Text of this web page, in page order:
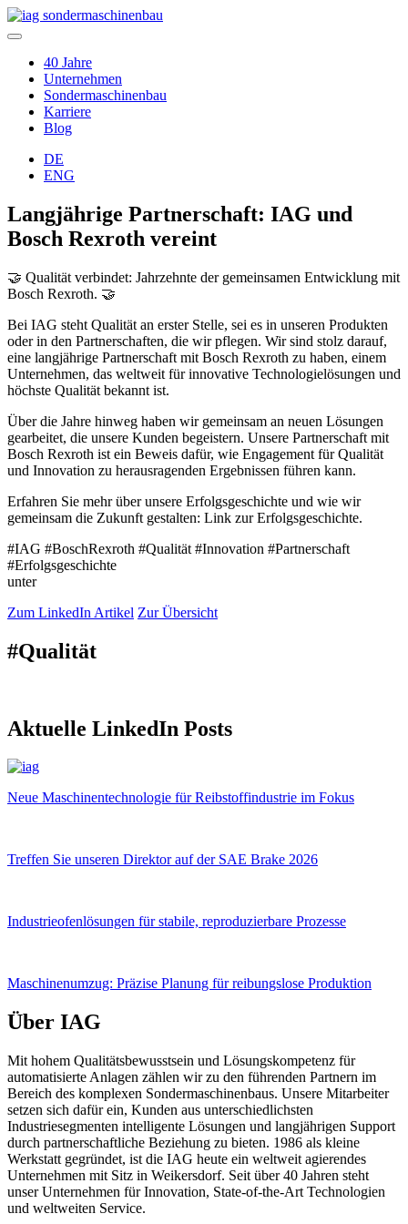
40 Jahre
Unternehmen
Sondermaschinenbau
Karriere
Blog
DE
ENG
Langjährige Partnerschaft: IAG und
Bosch Rexroth vereint
🤝 Qualität verbindet: Jahrzehnte der gemeinsamen Entwicklung mit
Bosch Rexroth. 🤝
Bei IAG steht Qualität an erster Stelle, sei es in unseren Produkten
oder in den Partnerschaften, die wir pflegen. Wir sind stolz darauf,
eine langjährige Partnerschaft mit Bosch Rexroth zu haben, einem
Unternehmen, das weltweit für innovative Technologielösungen und
höchste Qualität bekannt ist.
Über die Jahre hinweg haben wir gemeinsam an neuen Lösungen
gearbeitet, die unsere Kunden begeistern. Unsere Partnerschaft mit
Bosch Rexroth ist ein Beweis dafür, wie Engagement für Qualität
und Innovation zu herausragenden Ergebnissen führen kann.
Erfahren Sie mehr über unsere Erfolgsgeschichte und wie wir
gemeinsam die Zukunft gestalten: Link zur Erfolgsgeschichte.
#IAG #BoschRexroth #Qualität #Innovation #Partnerschaft
#Erfolgsgeschichte
unter
Zum LinkedIn Artikel Zur Übersicht
#Qualität
Aktuelle LinkedIn Posts
Neue Maschinentechnologie für Reibstoffindustrie im Fokus
Treffen Sie unseren Direktor auf der SAE Brake 2026
Industrieofenlösungen für stabile, reproduzierbare Prozesse
Maschinenumzug: Präzise Planung für reibungslose Produktion
Über IAG
Mit hohem Qualitätsbewusstsein und Lösungskompetenz für
automatisierte Anlagen zählen wir zu den führenden Partnern im
Bereich des komplexen Sondermaschinenbaus. Unsere Mitarbeiter
setzen sich dafür ein, Kunden aus unterschiedlichsten
Industriesegmenten intelligente Lösungen und langjährigen Support
durch partnerschaftliche Beziehung zu bieten. 1986 als kleine
Werkstatt gegründet, ist die IAG heute ein weltweit agierendes
Unternehmen mit Sitz in Weikersdorf. Seit über 40 Jahren steht
unser Unternehmen für Innovation, State-of-the-Art Technologien
und weltweiten Service.